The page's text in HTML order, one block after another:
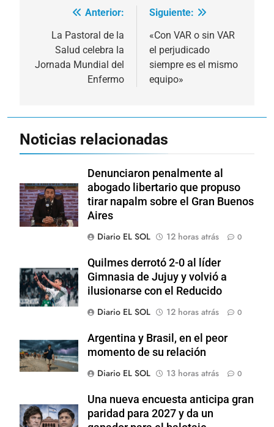
Navegación
entradas
Anterior:
La Pastoral de la
Salud celebra la
Jornada Mundial del
Enfermo
Siguiente:
«Con VAR o sin VAR
el perjudicado
siempre es el mismo
equipo»
Noticias relacionadas
Denunciaron penalmente al
abogado libertario que propuso
tirar napalm sobre el Gran Buenos
Aires
Diario EL SOL
12 horas atrás 0
Quilmes derrotó 2-0 al líder
Gimnasia de Jujuy y volvió a
ilusionarse con el Reducido
Diario EL SOL
12 horas atrás 0
Argentina y Brasil, en el peor
momento de su relación
Diario EL SOL
13 horas atrás 0
Una nueva encuesta anticipa gran
paridad para 2027 y da un